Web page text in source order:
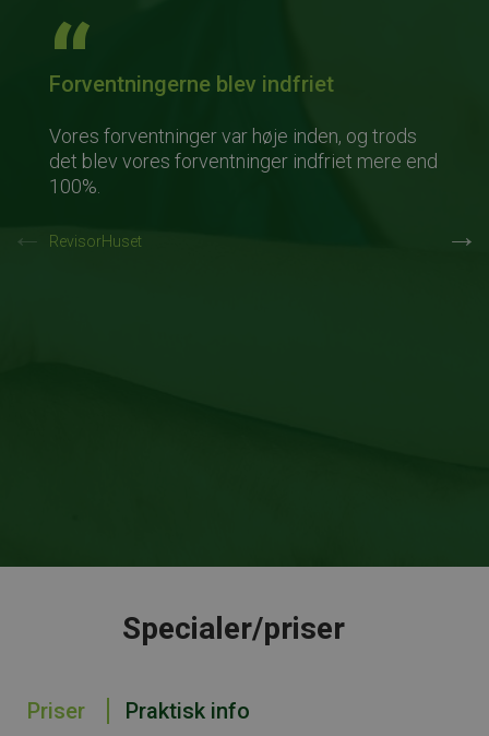
Forventningerne blev indfriet
Vores forventninger var høje inden, og trods
det blev vores forventninger indfriet mere end
100%.
RevisorHuset
Specialer/priser
Priser Praktisk info